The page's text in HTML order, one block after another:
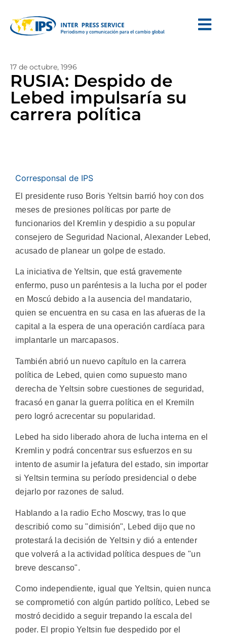
17 de octubre, 1996
RUSIA: Despido de
Lebed impulsaría su
carrera política
Corresponsal de IPS
El presidente ruso Boris Yeltsin barrió hoy con dos
meses de presiones políticas por parte de
funcionarios del Kremlin y despidio a su popular
consejero de Seguridad Nacional, Alexander Lebed,
acusado de planear un golpe de estado.
La iniciativa de Yeltsin, que está gravemente
enfermo, puso un paréntesis a la lucha por el poder
en Moscú debido a la ausencia del mandatario,
quien se encuentra en su casa en las afueras de la
capital a la espera de una operación cardíaca para
implantarle un marcapasos.
También abrió un nuevo capítulo en la carrera
política de Lebed, quien como supuesto mano
derecha de Yeltsin sobre cuestiones de seguridad,
fracasó en ganar la guerra política en el Kremiln
pero logró acrecentar su popularidad.
Lebed ha sido liberado ahora de lucha interna en el
Kremlin y podrá concentrar sus esfuerzos en su
intento de asumir la jefatura del estado, sin importar
si Yeltsin termina su período presidencial o debe
dejarlo por razones de salud.
Hablando a la radio Echo Moscwy, tras lo que
describió como su "dimisión", Lebed dijo que no
protestará la decisión de Yeltsin y dió a entender
que volverá a la actividad política despues de "un
breve descanso".
Como independiente, igual que Yeltsin, quien nunca
se comprometió con algún partido político, Lebed se
mostró decidido a seguir trepando la escala del
poder. El propio Yeltsin fue despedido por el